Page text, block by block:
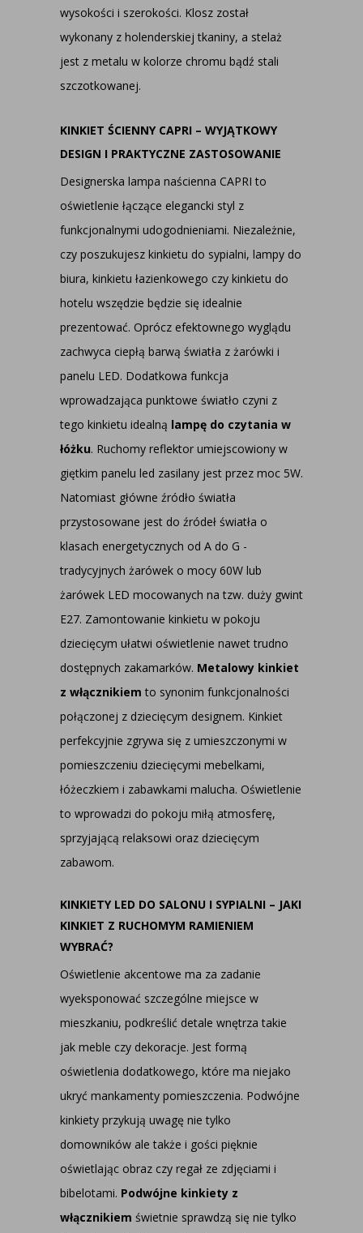
wysokości i szerokości. Klosz został
wykonany z holenderskiej tkaniny, a stelaż
jest z metalu w kolorze chromu bądź stali
szczotkowanej.
KINKIET ŚCIENNY CAPRI – WYJĄTKOWY
DESIGN I PRAKTYCZNE ZASTOSOWANIE
Designerska lampa naścienna CAPRI to
oświetlenie łączące elegancki styl z
funkcjonalnymi udogodnieniami. Niezależnie,
czy poszukujesz kinkietu do sypialni, lampy do
biura, kinkietu łazienkowego czy kinkietu do
hotelu wszędzie będzie się idealnie
prezentować. Oprócz efektownego wyglądu
zachwyca ciepłą barwą światła z żarówki i
panelu LED. Dodatkowa funkcja
wprowadzająca punktowe światło czyni z
tego kinkietu idealną lampę do czytania w
łóżku. Ruchomy reflektor umiejscowiony w
giętkim panelu led zasilany jest przez moc 5W.
Natomiast główne źródło światła
przystosowane jest do źródeł światła o
klasach energetycznych od A do G -
tradycyjnych żarówek o mocy 60W lub
żarówek LED mocowanych na tzw. duży gwint
E27. Zamontowanie kinkietu w pokoju
dziecięcym ułatwi oświetlenie nawet trudno
dostępnych zakamarków. Metalowy kinkiet
z włącznikiem to synonim funkcjonalności
połączonej z dziecięcym designem. Kinkiet
perfekcyjnie zgrywa się z umieszczonymi w
pomieszczeniu dziecięcymi mebelkami,
łóżeczkiem i zabawkami malucha. Oświetlenie
to wprowadzi do pokoju miłą atmosferę,
sprzyjającą relaksowi oraz dziecięcym
zabawom.
KINKIETY LED DO SALONU I SYPIALNI – JAKI
KINKIET Z RUCHOMYM RAMIENIEM
WYBRAĆ?
Oświetlenie akcentowe ma za zadanie
wyeksponować szczególne miejsce w
mieszkaniu, podkreślić detale wnętrza takie
jak meble czy dekoracje. Jest formą
oświetlenia dodatkowego, które ma niejako
ukryć mankamenty pomieszczenia. Podwójne
kinkiety przykują uwagę nie tylko
domowników ale także i gości pięknie
oświetlając obraz czy regał ze zdjęciami i
bibelotami. Podwójne kinkiety z
włącznikiem świetnie sprawdzą się nie tylko